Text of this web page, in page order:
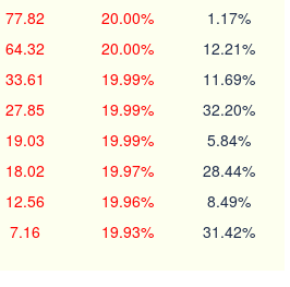
77.82 20.00% 1.17%
64.32 20.00% 12.21%
33.61 19.99% 11.69%
27.85 19.99% 32.20%
19.03 19.99% 5.84%
18.02 19.97% 28.44%
12.56 19.96% 8.49%
7.16 19.93% 31.42%